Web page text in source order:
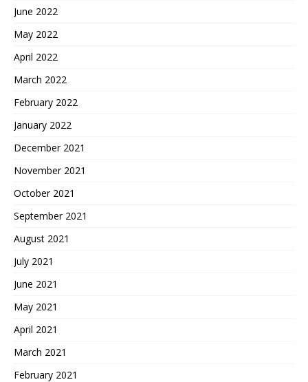
June 2022
May 2022
April 2022
March 2022
February 2022
January 2022
December 2021
November 2021
October 2021
September 2021
August 2021
July 2021
June 2021
May 2021
April 2021
March 2021
February 2021